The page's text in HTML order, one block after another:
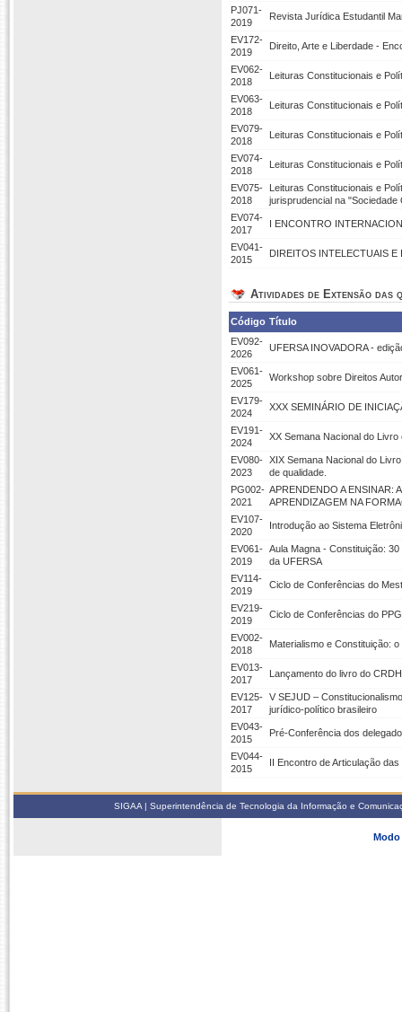
PJ071-
2019
Revista Jurídica Estudantil
EV172-
2019
Direito, Arte e Liberdade -
EV062-
2018
Leituras Constitucionais e
EV063-
2018
Leituras Constitucionais e
EV079-
2018
Leituras Constitucionais e
EV074-
2018
Leituras Constitucionais e
EV075-
2018
Leituras Constitucionais e
jurisprudencial na
EV074-
2017
I ENCONTRO
EV041-
2015
DIREITOS INTELECTUAIS E
Atividades de Extensão das
Código Título
EV092-
2026
UFERSA INOVADORA -
EV061-
2025
Workshop sobre Direitos
EV179-
2024
XXX SEMINÁRIO DE
EV191-
2024
XX Semana Nacional do
EV080-
2023
XIX Semana Nacional do
de qualidade.
PG002-
2021
APRENDENDO A ENSINAR:
APRENDIZAGEM NA
EV107-
2020
Introdução ao Sistema
EV061-
2019
Aula Magna - Constituição:
da UFERSA
EV114-
2019
Ciclo de Conferências do
EV219-
2019
Ciclo de Conferências do
EV002-
2018
Materialismo e Constituição:
EV013-
2017
Lançamento do livro do
EV125-
2017
V SEJUD –
jurídico-político brasileiro
EV043-
2015
Pré-Conferência dos
EV044-
2015
II Encontro de Articulação
SIGAA | Superintendência de Tecnologia da Informação e
Modo